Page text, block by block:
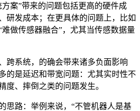
案”带来的问题包括更高的硬件成
研发成本；在更具体的问题上，比如
做传感器融合”，尤其当传感数据量
跨系统，的确会带来诸多负面影响
是延迟和带宽问题：尤其实时性不
度、摔倒之类的问题发生。
思路：举例来说，“不管机器人是基